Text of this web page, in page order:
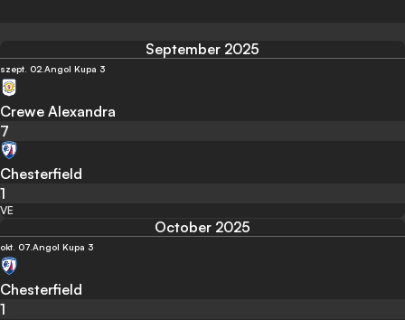
September 2025
szept. 02. Angol Kupa 3
Crewe Alexandra
7
Chesterfield
1
VE
October 2025
okt. 07. Angol Kupa 3
Chesterfield
1